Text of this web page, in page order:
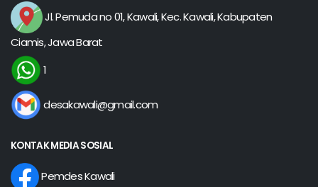
Jl. Pemuda no 01, Kawali, Kec. Kawali, Kabupaten
Ciamis, Jawa Barat
1
desakawali@gmail.com
KONTAK MEDIA SOSIAL
Pemdes Kawali